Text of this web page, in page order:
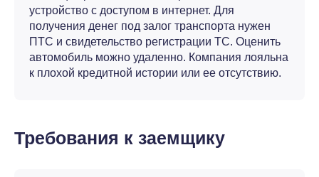
устройство с доступом в интернет. Для
получения денег под залог транспорта нужен
ПТС и свидетельство регистрации ТС. Оценить
автомобиль можно удаленно. Компания лояльна
к плохой кредитной истории или ее отсутствию.
Требования к заемщику